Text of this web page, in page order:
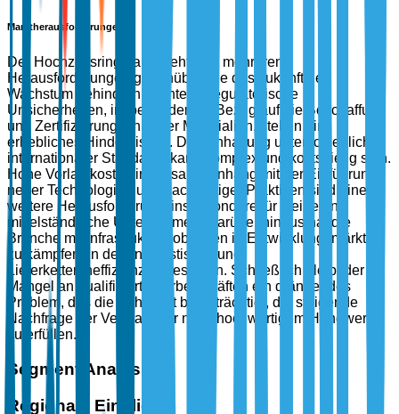
Marktherausforderungen
Der Hochzeitsringmarkt sieht sich mehreren
Herausforderungen gegenüber, die das zukünftige
Wachstum behindern könnten. Regulatorische
Unsicherheiten, insbesondere in Bezug auf die Beschaffung
und Zertifizierung ethischer Materialien, stellen ein
erhebliches Hindernis dar. Die Einhaltung unterschiedlicher
internationaler Standards kann komplex und kostspielig sein.
Hohe Vorlaufkosten im Zusammenhang mit der Einführung
neuer Technologien und nachhaltiger Praktiken sind eine
weitere Herausforderung, insbesondere für kleine und
mittelständische Unternehmen. Darüber hinaus hat die
Branche mit Infrastrukturproblemen in Entwicklungsmärkten
zu kämpfen, in denen logistische und
Lieferkettenineffizienzen bestehen. Schließlich bleibt der
Mangel an qualifizierten Arbeitskräften ein drängendes
Problem, das die Fähigkeit beeinträchtigt, die steigende
Nachfrage der Verbraucher nach hochwertigem Handwerk
zu erfüllen.
Segment Analysis
Regionale Einblicke